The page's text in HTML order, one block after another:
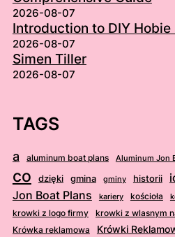
2026-08-07
Introduction to DIY
2026-08-07
Simen Tiller
2026-08-07
TAGS
a aluminum boat plans Aluminum Jon
co dzięki gmina gminy historii
Jon Boat Plans kariery kościoła
krowki z logo firmy
krowki z wlasnym
Krówka reklamowa
Krówki